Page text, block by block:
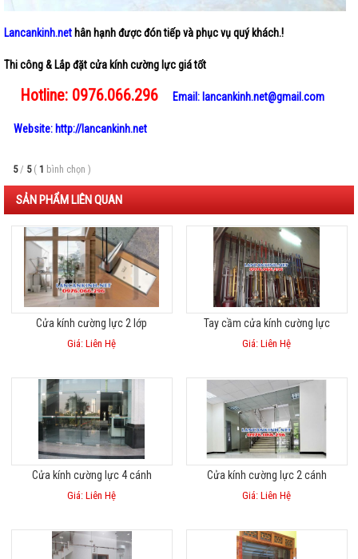
Lancankinh.net hân hạnh được đón tiếp và phục vụ quý khách.!
Thi công & Lắp đặt cửa kính cường lực giá tốt
Hotline: 0976.066.296 Email: lancankinh.net@gmail.com
Website: http://lancankinh.net
5 / 5 ( 1 bình chọn )
SẢN PHẨM LIÊN QUAN
Cửa kính cường lực 2 lớp
Giá: Liên Hệ
Tay cầm cửa kính cường lực
Giá: Liên Hệ
Cửa kính cường lực 4 cánh
Giá: Liên Hệ
Cửa kính cường lực 2 cánh
Giá: Liên Hệ